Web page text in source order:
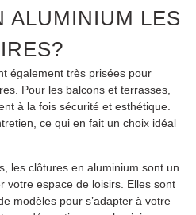
ALUMINIUM LES
également très prisées pour
Pour les balcons et terrasses,
à la fois sécurité et esthétique.
ce qui en fait un choix idéal
les clôtures en aluminium sont un
votre espace de loisirs. Elles sont
modèles pour s’adapter à votre